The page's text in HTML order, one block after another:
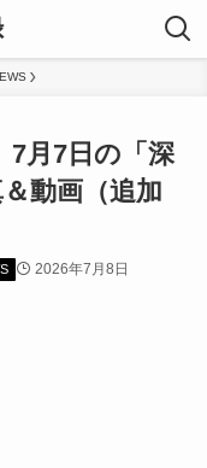
7月7日の「深
動画（追加
2026年7月8日